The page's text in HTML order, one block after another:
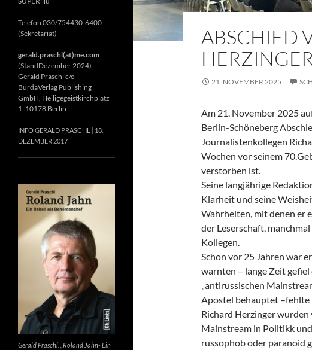
ABSCHIED
21. NOVEMBER 2025
Am 21. November 2025
Berlin-Schöneberg
Journalistenkollegen
Wochen vor seinem
verstorben ist.
Seine langjährige
Klarheit und seine
Wahrheiten, mit denen er
der Leserschaft,
Kollegen.
Schon vor 25 Jahren war
warnten – lange Zeit
„antirussischen
Apostel behauptet –fehlte
Richard Herzinger
Mainstream in Politikk
russophob oder paranoid
Telefon 030/754430-6400
(Sekretariat)
gerald.praschl(at)me.com
(StandDezember 2024)
Gerald Praschl c/o
BurdaVerlag Publishing
GmbH, Heiligegeistkirchplatz
1, 10178 Berlin
INFO GERALD PRASCHL
18.
DEZEMBER 2017
Gerald Praschl. „Roland Jahn- Ein